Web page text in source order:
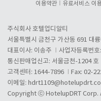
이용약관 유료서비스 이
주식회사 호텔업디알티
서울특별시 금천구 가산동 691 대
대표이사: 이송주
사업자등록번
통신판매업신고: 서울금천-1204 호
고객센터: 1644-7896
Fax: 02-
이메일:
Copyright ⓒ HotelupDRT Corp.